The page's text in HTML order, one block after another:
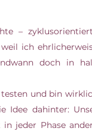
–
ich
doch in
und bin
Idee dahinter:
jeder Phase